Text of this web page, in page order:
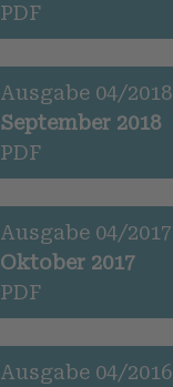
PDF
Ausgabe 04/2018
September 2018
PDF
Ausgabe 04/2017
Oktober 2017
PDF
Ausgabe 04/2016